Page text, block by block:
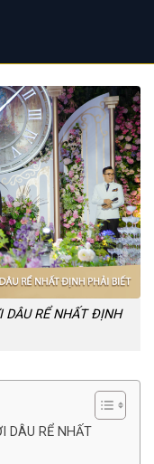
DÂU RỂ NHẤT ĐỊNH
DÂU RỂ NHẤT